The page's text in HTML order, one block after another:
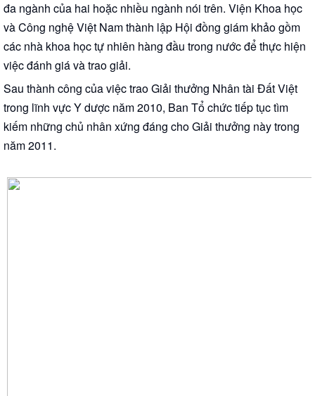
đa ngành của hai hoặc nhiều ngành nói trên. Viện Khoa học
và Công nghệ Việt Nam thành lập Hội đồng giám khảo gồm
các nhà khoa học tự nhiên hàng đầu trong nước để thực hiện
việc đánh giá và trao giải.
Sau thành công của việc trao Giải thưởng Nhân tài Đất Việt
trong lĩnh vực Y dược năm 2010, Ban Tổ chức tiếp tục tìm
kiếm những chủ nhân xứng đáng cho Giải thưởng này trong
năm 2011.